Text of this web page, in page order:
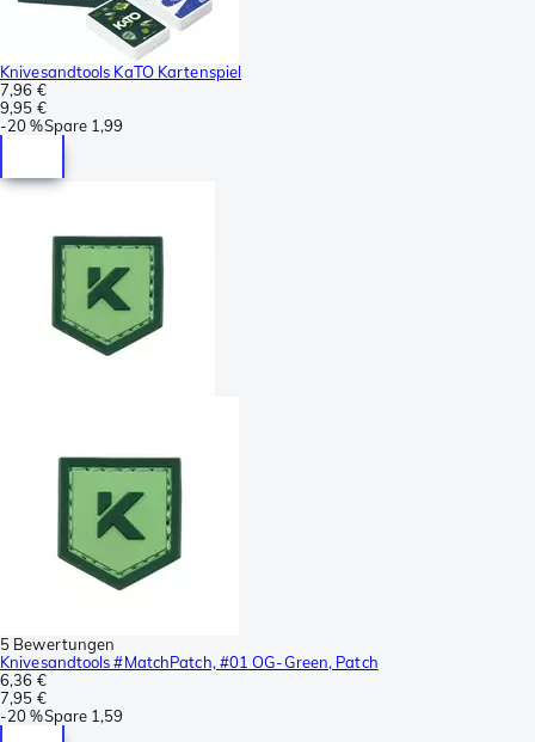
Knivesandtools KaTO Kartenspiel
7,96 €
9,95 €
-20 %Spare 1,99
5 Bewertungen
Knivesandtools #MatchPatch, #01 OG-Green, Patch
6,36 €
7,95 €
-20 %Spare 1,59